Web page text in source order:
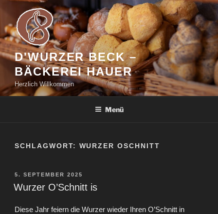
springen
D'WURZER BECK –
BÄCKEREI HAUER
Herzlich Willkommen
Menü
SCHLAGWORT: WURZER OSCHNITT
VERÖFFENTLICHT
AM
5. SEPTEMBER 2025
Wurzer O’Schnitt is
Diese Jahr feiern die Wurzer wieder Ihren O’Schnitt in